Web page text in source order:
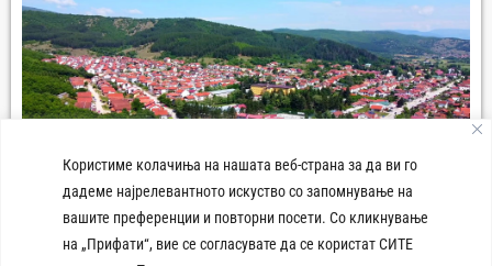
Користиме колачиња на нашата веб-страна за да ви го
дадеме најрелевантното искуство со запомнување на
вашите преференции и повторни посети. Со кликнување
на „Прифати“, вие се согласувате да се користат СИТЕ
Панорама град Демир Хисар